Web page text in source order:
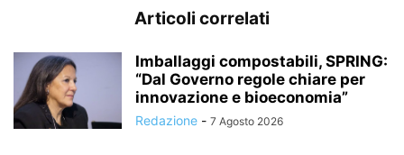
Articoli correlati
Imballaggi compostabili, SPRING:
“Dal Governo regole chiare per
innovazione e bioeconomia”
Redazione - 7 Agosto 2026